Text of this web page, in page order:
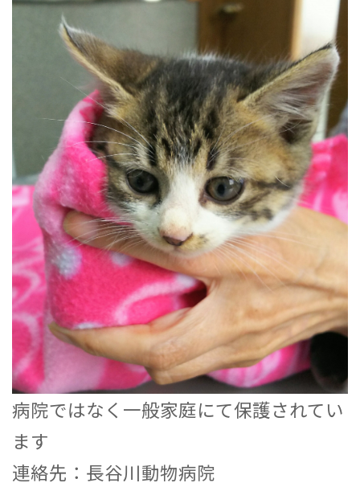
病院ではなく一般家庭にて保護されてい
ます
連絡先：長谷川動物病院